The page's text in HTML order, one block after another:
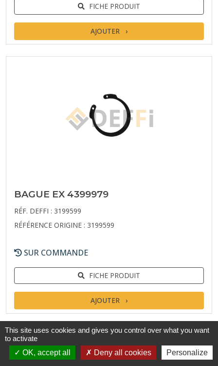
FICHE PRODUIT
AJOUTER
BAGUE EX 4399979
RÉF. DEFFI : 3199599
RÉFÉRENCE ORIGINE : 3199599
SUR COMMANDE
FICHE PRODUIT
AJOUTER
This site uses cookies and gives you control over what you want
to activate
OK, accept all
Deny all cookies Personalize